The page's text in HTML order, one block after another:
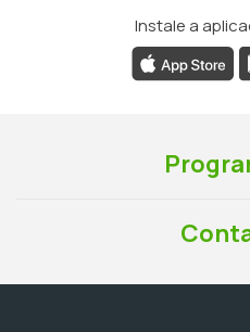
Instale a